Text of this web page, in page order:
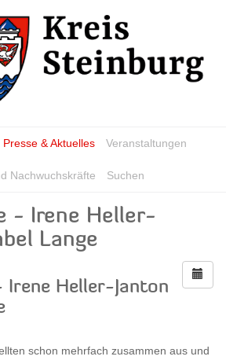
Presse & Aktuelles Veranstaltungen
Nachwuchskräfte Suchen
- Irene Heller-
Lange
Irene Heller-Janton
schon mehrfach zusammen aus und